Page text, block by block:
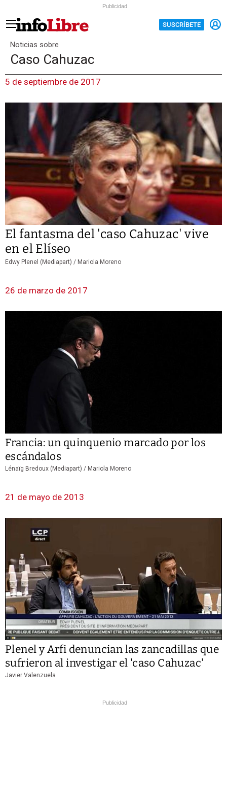
Publicidad
SUSCRÍBETE
Noticias sobre
Caso Cahuzac
5 de septiembre de 2017
El fantasma del 'caso Cahuzac' vive
en el Elíseo
Edwy Plenel (Mediapart) / Mariola Moreno
26 de marzo de 2017
Francia: un quinquenio marcado por los
escándalos
Lénaïg Bredoux (Mediapart) / Mariola Moreno
21 de mayo de 2013
Plenel y Arfi denuncian las zancadillas que
sufrieron al investigar el 'caso Cahuzac'
Javier Valenzuela
Publicidad